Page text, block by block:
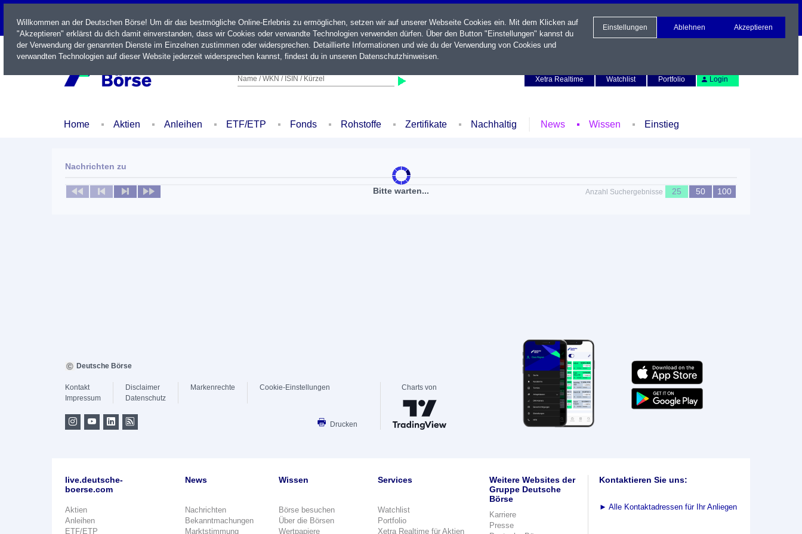
LIVE
Name / WKN / ISIN / Kürzel
Xetra Realtime
Watchlist Portfolio Login
Home Aktien Anleihen ETF/ETP Fonds Rohstoffe Zertifikate Nachhaltig News Wissen Einstieg
Bitte warten...
Nachrichten zu
Keine News verfügbar Anzahl Suchergebnisse 25 50 100
Willkommen an der Deutschen Börse! Um dir das bestmögliche Online-Erlebnis zu ermöglichen, setzen wir auf unserer Webseite Cookies ein. Mit dem Klicken auf
"Akzeptieren" erklärst du dich damit einverstanden, dass wir Cookies oder verwandte Technologien verwenden dürfen. Über den Button "Einstellungen" kannst du
der Verwendung der genannten Dienste im Einzelnen zustimmen oder widersprechen. Detaillierte Informationen und wie du der Verwendung von Cookies und
verwandten Technologien auf dieser Website jederzeit widersprechen kannst, findest du in unseren Datenschutzhinweisen.
Einstellungen Ablehnen Akzeptieren
Deutsche Börse
Kontakt
Impressum
Disclaimer
Datenschutz
Markenrechte Cookie-Einstellungen
Drucken
Charts von
live.deutsche-
boerse.com
Aktien
Anleihen
ETF/ETP
News
Nachrichten
Bekanntmachungen
Marktstimmung
Wissen
Börse besuchen
Über die Börsen
Wertpapiere
Services
Watchlist
Portfolio
Xetra Realtime für Aktien
Weitere Websites der
Gruppe Deutsche
Börse
Karriere
Presse
Kontaktieren Sie uns:
► Alle Kontaktadressen für Ihr Anliegen